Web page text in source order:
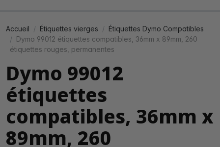
Accueil Étiquettes vierges
Étiquettes Dymo Compatibles
Dymo 99012 étiquettes compatibles, 36mm x 89mm, 260
étiquettes rouges, permanentes
Dymo 99012
étiquettes
compatibles, 36mm x
89mm, 260